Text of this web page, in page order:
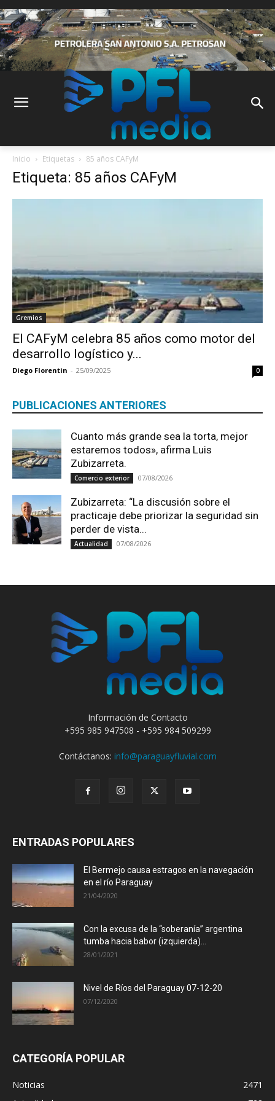
Inicio Etiquetas 85 años CAFyM
Etiqueta: 85 años CAFyM
Gremios
El CAFyM celebra 85 años como motor del
desarrollo logístico y...
Diego Florentin - 25/09/2025 0
PUBLICACIONES ANTERIORES
Cuanto más grande sea la torta, mejor
estaremos todos», afirma Luis
Zubizarreta.
Comercio exterior 07/08/2026
Zubizarreta: “La discusión sobre el
practicaje debe priorizar la seguridad sin
perder de vista...
Actualidad 07/08/2026
Información de Contacto
+595 985 947508 - +595 984 509299
Contáctanos: info@paraguayfluvial.com
ENTRADAS POPULARES
El Bermejo causa estragos en la navegación
en el río Paraguay
21/04/2020
Con la excusa de la “soberanía” argentina
tumba hacia babor (izquierda)...
28/01/2021
Nivel de Ríos del Paraguay 07-12-20
07/12/2020
CATEGORÍA POPULAR
Noticias
2471